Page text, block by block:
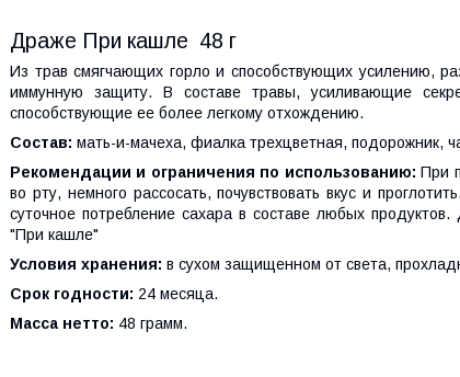
Драже При кашле 48 г
Из трав смягчающих горло и способствующих усилению,
иммунную защиту. В составе травы, усиливающие
способствующие ее более легкому отхождению.
Состав: мать-и-мачеха, фиалка трехцветная, подорожник,
Рекомендации и ограничения по использованию: При
во рту, немного рассосать, почувствовать вкус и
суточное потребление сахара в составе любых
"При кашле"
Условия хранения: в сухом защищенном от света,
Срок годности: 24 месяца.
Масса нетто: 48 грамм.